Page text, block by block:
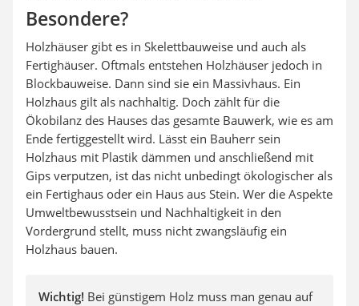
Besondere?
Holzhäuser gibt es in Skelettbauweise und auch als
Fertighäuser. Oftmals entstehen Holzhäuser jedoch in
Blockbauweise. Dann sind sie ein Massivhaus. Ein
Holzhaus gilt als nachhaltig. Doch zählt für die
Ökobilanz des Hauses das gesamte Bauwerk, wie es am
Ende fertiggestellt wird. Lässt ein Bauherr sein
Holzhaus mit Plastik dämmen und anschließend mit
Gips verputzen, ist das nicht unbedingt ökologischer als
ein Fertighaus oder ein Haus aus Stein. Wer die Aspekte
Umweltbewusstsein und Nachhaltigkeit in den
Vordergrund stellt, muss nicht zwangsläufig ein
Holzhaus bauen.
Wichtig! Bei günstigem Holz muss man genau auf